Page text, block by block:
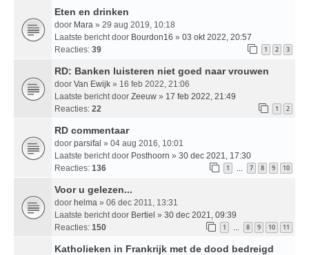
Eten en drinken
door Mara » 29 aug 2019, 10:18
Laatste bericht door Bourdon16 » 03 okt 2022, 20:57
Reacties: 39 1 2 3
RD: Banken luisteren niet goed naar vrouwen
door Van Ewijk » 16 feb 2022, 21:06
Laatste bericht door Zeeuw » 17 feb 2022, 21:49
Reacties: 22 1 2
RD commentaar
door parsifal » 04 aug 2016, 10:01
Laatste bericht door Posthoorn » 30 dec 2021, 17:30
Reacties: 136 1 … 7 8 9 10
Voor u gelezen...
door helma » 06 dec 2011, 13:31
Laatste bericht door Bertiel » 30 dec 2021, 09:39
Reacties: 150 1 … 8 9 10 11
Katholieken in Frankrijk met de dood bedreigd